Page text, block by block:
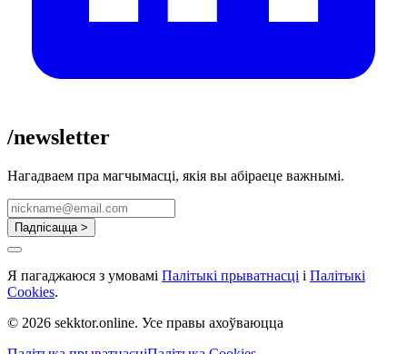
/newsletter
Нагадваем пра магчымасці, якія вы абіраеце важнымі.
Падпісацца >
Я пагаджаюся з умовамі Палітыкі прыватнасці і Палітыкі
Cookies.
© 2026 sekktor.online. Усе правы ахоўваюцца